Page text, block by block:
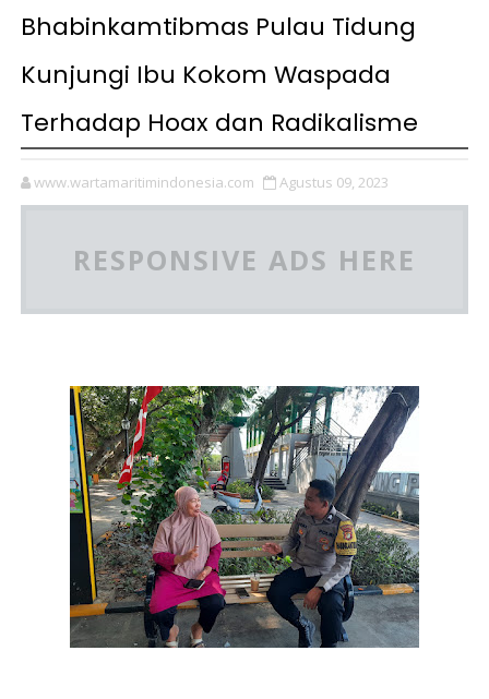
Bhabinkamtibmas Pulau Tidung
Kunjungi Ibu Kokom Waspada
Terhadap Hoax dan Radikalisme
www.wartamaritimindonesia.com Agustus 09, 2023
RESPONSIVE ADS HERE